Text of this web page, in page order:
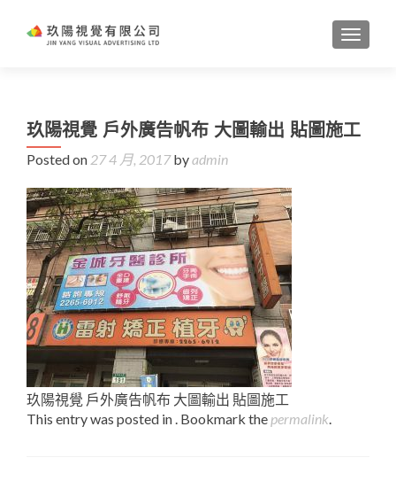
玖陽視覺 戶外廣告帆布 大圖輸出 貼圖施工
Posted on 27 4 月, 2017byadmin
玖陽視覺 戶外廣告帆布 大圖輸出 貼圖施工
This entry was posted in . Bookmark the permalink.